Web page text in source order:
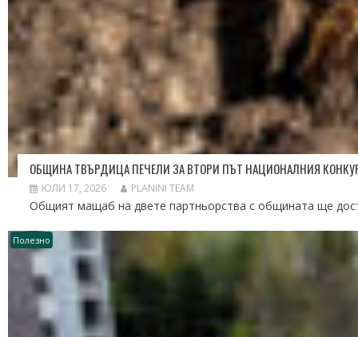
ОБЩИНА ТВЪРДИЦА ПЕЧЕЛИ ЗА ВТОРИ ПЪТ НАЦИОНАЛНИЯ
ЮЛИ 17, 2026 PLANINI TEAM
Общият мащаб на двете партньорства с общината ще
Полезно